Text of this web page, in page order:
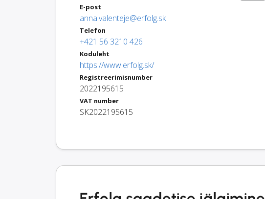
E-post
anna.valenteje@erfolg.sk
Telefon
+421 56 3210 426
Koduleht
https://www.erfolg.sk/
Registreerimisnumber
2022195615
VAT number
SK2022195615